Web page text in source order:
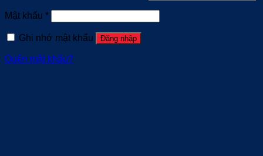
Mật khẩu *
Ghi nhớ mật khẩu Đăng nhập
Quên mật khẩu?